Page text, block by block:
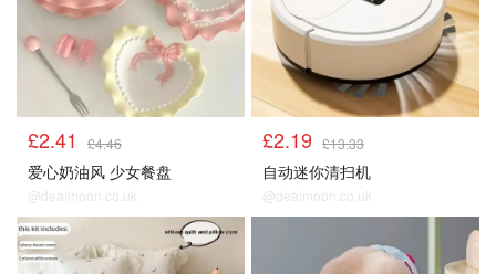
£2.41 £4.46
爱心奶油风 少女餐盘
@dealmoon.co.uk
£2.19 £13.33
自动迷你清扫机
@dealmoon.co.uk